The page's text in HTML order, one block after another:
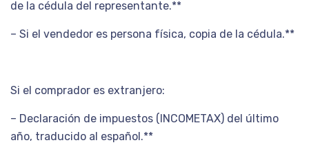
de la cédula del representante.**
– Si el vendedor es persona física, copia de la cédula.**
Si el comprador es extranjero:
– Declaración de impuestos (INCOMETAX) del último
año, traducido al español.**